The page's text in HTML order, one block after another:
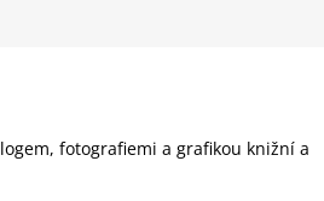
fotografiemi a grafikou knižní a